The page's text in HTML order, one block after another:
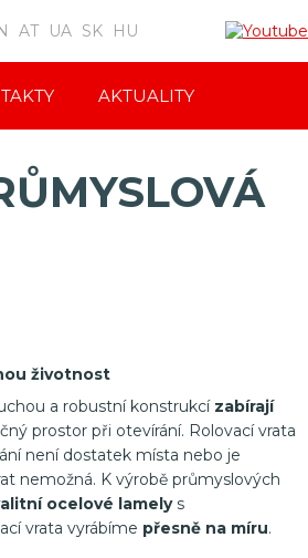
AT UA SK HU
AKTUALITY
životnost
a robustní konstrukcí zabírají
prostor při otevírání. Rolovací vrata
není dostatek místa nebo je
nemožná. K výrobě průmyslových
ocelové lamelys
vrata vyrábíme přesně na míru.